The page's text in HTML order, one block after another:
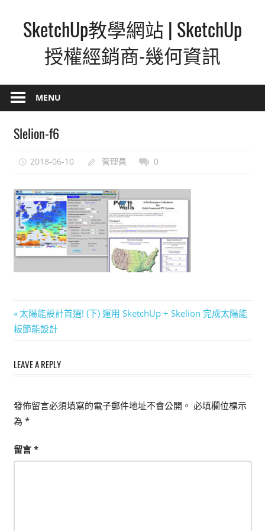
contentSketchUp教學網站 | SketchUp
授權經銷商-幾何資訊
–
最
覺
方
式,
人
人
手
的
體
MENU
Slelion-f6
2018-06-10 管理員 0
文
章
導
Previous
Post:
太陽能設計首選! (下) 運用 SketchUp + Skelion 完成太陽能
板節能設計
LEAVE A REPLY
發佈留言必須填寫的電子郵件地址不會公開。 必填欄位標示
為 *
留言 *